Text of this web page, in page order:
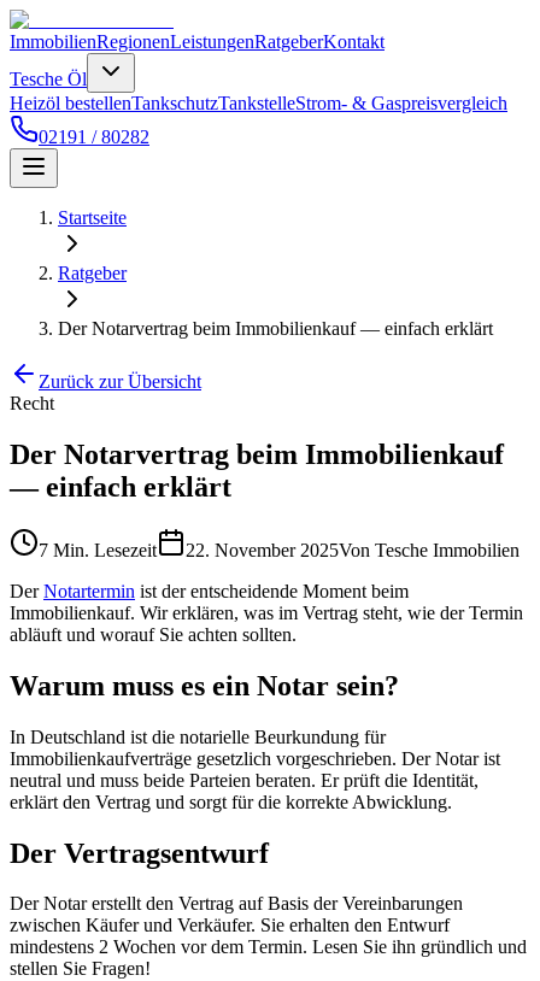
ImmobilienRegionenLeistungenRatgeberKontakt
Tesche Öl
Heizöl bestellenTankschutzTankstelleStrom- & Gaspreisvergleich
02191 / 80282
Startseite
Ratgeber
Der Notarvertrag beim Immobilienkauf — einfach erklärt
Zurück zur Übersicht
Recht
Der Notarvertrag beim Immobilienkauf
— einfach erklärt
7 Min. Lesezeit 22. November 2025Von Tesche Immobilien
DerNotartermin ist der entscheidende Moment beim
Immobilienkauf. Wir erklären, was im Vertrag steht, wie der Termin
abläuft und worauf Sie achten sollten.
Warum muss es ein Notar sein?
In Deutschland ist die notarielle Beurkundung für
Immobilienkaufverträge gesetzlich vorgeschrieben. Der Notar ist
neutral und muss beide Parteien beraten. Er prüft die Identität,
erklärt den Vertrag und sorgt für die korrekte Abwicklung.
Der Vertragsentwurf
Der Notar erstellt den Vertrag auf Basis der Vereinbarungen
zwischen Käufer und Verkäufer. Sie erhalten den Entwurf
mindestens 2 Wochen vor dem Termin. Lesen Sie ihn gründlich und
stellen Sie Fragen!